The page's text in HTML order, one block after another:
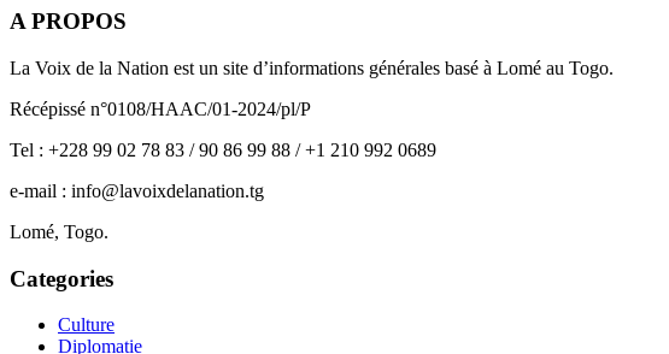
A PROPOS
La Voix de la Nation est un site d’informations générales basé à Lomé au Togo.
Récépissé n°0108/HAAC/01-2024/pl/P
Tel : +228 99 02 78 83 / 90 86 99 88 / +1 210 992 0689
e-mail : info@lavoixdelanation.tg
Lomé, Togo.
Categories
Culture
Diplomatie